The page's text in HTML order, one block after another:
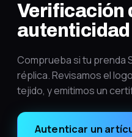
Verificación
Comprueba si tu prenda
réplica. Revisamos el
tejido, y emitimos un
Autenticar un